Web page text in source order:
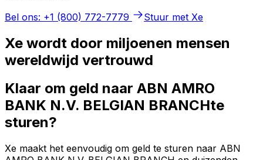
Bel ons: +1 (800) 772-7779
Stuur met Xe
Xe wordt door miljoenen mensen
wereldwijd vertrouwd
Klaar om geld naar ABN AMRO
BANK N.V. BELGIAN BRANCHte
sturen?
Xe maakt het eenvoudig om geld te sturen naar ABN